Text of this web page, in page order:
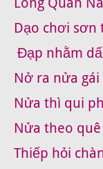
Dạo chơi sơn
Đạp nhằm
Nở ra nửa
Nửa thì qui
Nửa theo
Thiếp hỏi